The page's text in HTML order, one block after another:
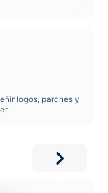
logos, parches y